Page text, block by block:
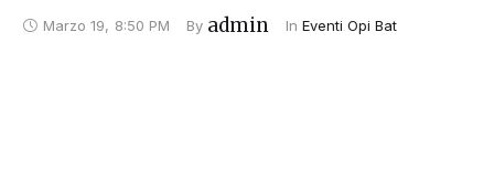
Marzo 19, 8:50 PM By admin In Eventi Opi Bat